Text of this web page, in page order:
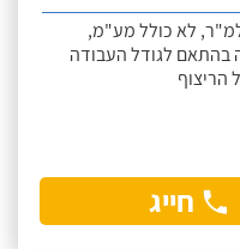
₪ למ"ר, לא כולל מע"מ,
בהתאם לגודל העבודה
הריצוף
חייג